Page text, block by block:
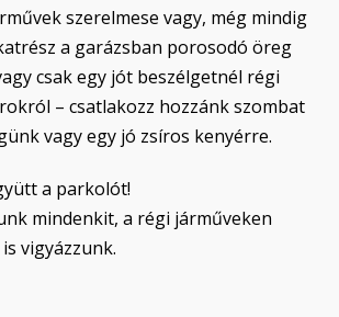
szerelmese vagy, még mindig
a garázsban porosodó öreg
csak egy jót beszélgetnél régi
– csatlakozz hozzánk szombat
vagy egy jó zsíros kenyérre.
a parkolót!
mindenkit, a régi járműveken
vigyázzunk.